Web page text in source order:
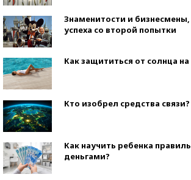
Знаменитости и
успеха со второй попытки
Как защититься от солнца
Кто изобрел средства связи?
Как научить ребенка
деньгами?